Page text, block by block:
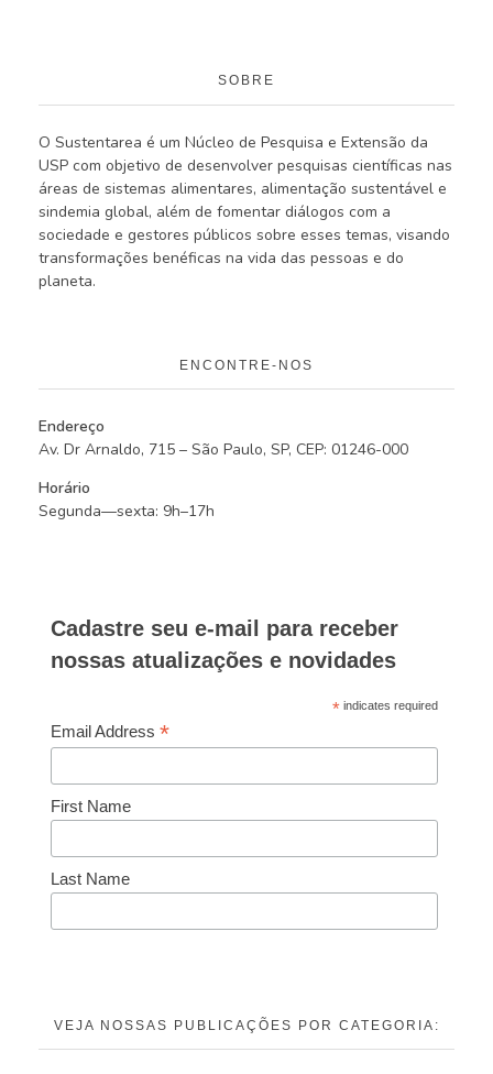
SOBRE
O Sustentarea é um Núcleo de Pesquisa e Extensão da
USP com objetivo de desenvolver pesquisas científicas nas
áreas de sistemas alimentares, alimentação sustentável e
sindemia global, além de fomentar diálogos com a
sociedade e gestores públicos sobre esses temas, visando
transformações benéficas na vida das pessoas e do
planeta.
ENCONTRE-NOS
Endereço
Av. Dr Arnaldo, 715 – São Paulo, SP, CEP: 01246-000
Horário
Segunda—sexta: 9h–17h
Cadastre seu e-mail para receber
nossas atualizações e novidades
* indicates required
Email Address*
First Name
Last Name
VEJA NOSSAS PUBLICAÇÕES POR CATEGORIA: